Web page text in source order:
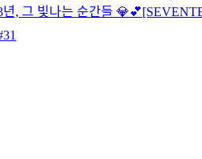
, 그 빛나는 순간들 💎💕